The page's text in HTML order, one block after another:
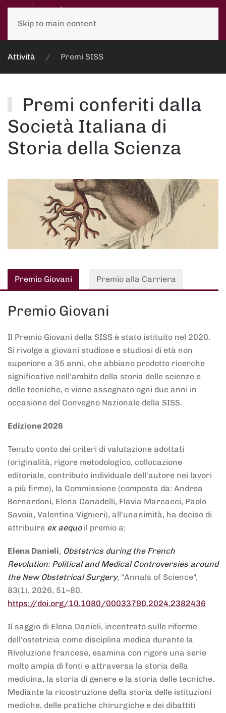
Skip to main content
Attività Premi SISS
Premi conferiti dalla
Società Italiana di
Storia della Scienza
Premio Giovani Premio alla Carriera
Premio Giovani
Il Premio Giovani della SISS è stato istituito nel 2020.
Si rivolge a giovani studiose e studiosi di età non
superiore a 35 anni, che abbiano prodotto ricerche
significative nell’ambito della storia delle scienze e
delle tecniche, e viene assegnato ogni due anni in
occasione del Convegno Nazionale della SISS.
Edizione 2026
Tenuto conto dei criteri di valutazione adottati
(originalità, rigore metodologico, collocazione
editoriale, contributo individuale dell'autore nei lavori
a più firme), la Commissione (composta da: Andrea
Bernardoni, Elena Canadelli, Flavia Marcacci, Paolo
Savoia, Valentina Vignieri), all'unanimità, ha deciso di
attribuire ex aequoil premio a:
Elena Danieli, Obstetrics during the French
Revolution: Political and Medical Controversies around
the New Obstetrical Surgery, "Annals of Science",
83(1), 2026, 51–80.
https://doi.org/10.1080/00033790.2024.2382436
Il saggio di Elena Danieli, incentrato sulle riforme
dell'ostetricia come disciplina medica durante la
Rivoluzione francese, esamina con rigore una serie
molto ampia di fonti e attraversa la storia della
medicina, la storia di genere e la storia delle tecniche.
Mediante la ricostruzione della storia delle istituzioni
mediche, delle pratiche chirurgiche e dei dibattiti